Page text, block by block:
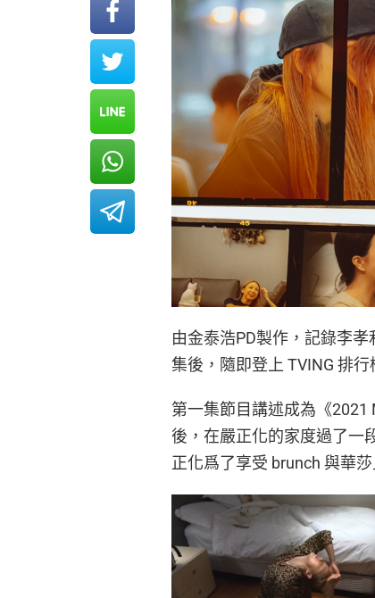
由金泰浩PD製作，記錄李
集後，隨即登上 TVING 排行
第一集節目講述成為《
後，在嚴正化的家度過了一
正化爲了享受 brunch 與華莎